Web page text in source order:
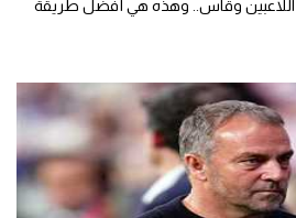
اللاعبين وقاس.. وهذه هي أفضل طريقة